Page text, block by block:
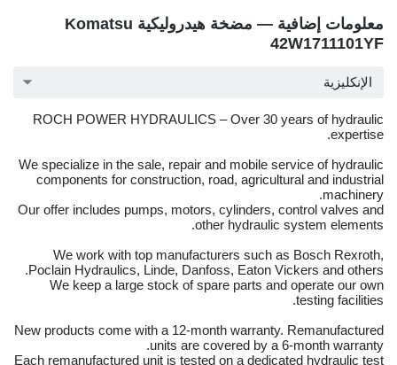
معلومات إضافية — مضخة هيدروليكية Komatsu
42W1711101YF
الإنكليزية
ROCH POWER HYDRAULICS – Over 30 years of hydraulic
expertise.
We specialize in the sale, repair and mobile service of hydraulic
components for construction, road, agricultural and industrial
machinery.
Our offer includes pumps, motors, cylinders, control valves and
other hydraulic system elements.
We work with top manufacturers such as Bosch Rexroth,
Poclain Hydraulics, Linde, Danfoss, Eaton Vickers and others.
We keep a large stock of spare parts and operate our own
testing facilities.
New products come with a 12-month warranty. Remanufactured
units are covered by a 6-month warranty.
Each remanufactured unit is tested on a dedicated hydraulic test